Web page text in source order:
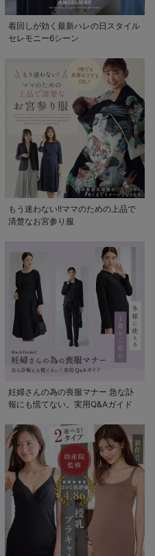
着回しが効く最新ハレの日スタイル
セレモニー6シーン
もう迷わない!!ママのための上品で
清楚なお宮参り服
妊婦さんの為の喪服マナー 急な訃
報にも慌てない。実用Q&Aガイド